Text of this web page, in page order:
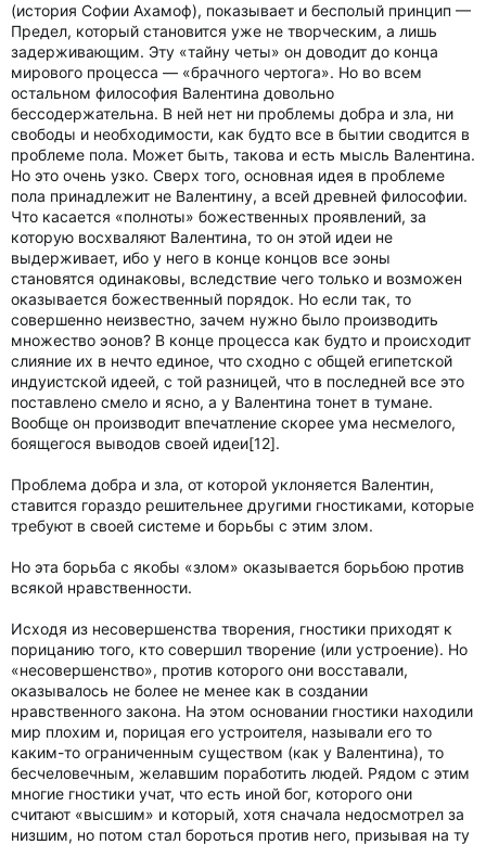
(история Софии Ахамоф), показывает и бесполый принцип —
Предел, который становится уже не творческим, а лишь
задерживающим. Эту «тайну четы» он доводит до конца
мирового процесса — «брачного чертога». Но во всем
остальном философия Валентина довольно
бессодержательна. В ней нет ни проблемы добра и зла, ни
свободы и необходимости, как будто все в бытии сводится в
проблеме пола. Может быть, такова и есть мысль Валентина.
Но это очень узко. Сверх того, основная идея в проблеме
пола принадлежит не Валентину, а всей древней философии.
Что касается «полноты» божественных проявлений, за
которую восхваляют Валентина, то он этой идеи не
выдерживает, ибо у него в конце концов все эоны
становятся одинаковы, вследствие чего только и возможен
оказывается божественный порядок. Но если так, то
совершенно неизвестно, зачем нужно было производить
множество эонов? В конце процесса как будто и происходит
слияние их в нечто единое, что сходно с общей египетской
индуистской идеей, с той разницей, что в последней все это
поставлено смело и ясно, а у Валентина тонет в тумане.
Вообще он производит впечатление скорее ума несмелого,
боящегося выводов своей идеи[12].
Проблема добра и зла, от которой уклоняется Валентин,
ставится гораздо решительнее другими гностиками, которые
требуют в своей системе и борьбы с этим злом.
Но эта борьба с якобы «злом» оказывается борьбою против
всякой нравственности.
Исходя из несовершенства творения, гностики приходят к
порицанию того, кто совершил творение (или устроение). Но
«несовершенство», против которого они восставали,
оказывалось не более не менее как в создании
нравственного закона. На этом основании гностики находили
мир плохим и, порицая его устроителя, называли его то
каким-то ограниченным существом (как у Валентина), то
бесчеловечным, желавшим поработить людей. Рядом с этим
многие гностики учат, что есть иной бог, которого они
считают «высшим» и который, хотя сначала недосмотрел за
низшим, но потом стал бороться против него, призывая на ту